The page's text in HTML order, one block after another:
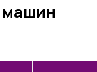
машин